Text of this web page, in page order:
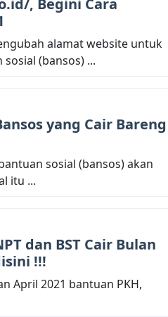
, Begini Cara
alamat website untuk
(bansos) ...
yang Cair Bareng
sosial (bansos) akan
itu ...
dan BST Cair Bulan
!!!
April 2021 bantuan PKH,